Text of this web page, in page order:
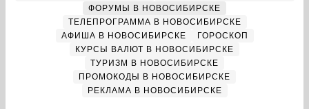
ФОРУМЫ В НОВОСИБИРСКЕ
ТЕЛЕПРОГРАММА В НОВОСИБИРСКЕ
АФИША В НОВОСИБИРСКЕ
ГОРОСКОП
КУРСЫ ВАЛЮТ В НОВОСИБИРСКЕ
ТУРИЗМ В НОВОСИБИРСКЕ
ПРОМОКОДЫ В НОВОСИБИРСКЕ
РЕКЛАМА В НОВОСИБИРСКЕ